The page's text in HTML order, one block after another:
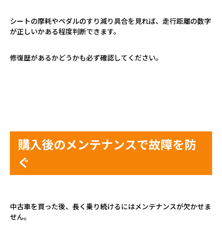
シートの摩耗やペダルのすり減り具合を見れば、走行距離の数字
が正しいかある程度判断できます。
修復歴があるかどうかも必ず確認してください。
購入後のメンテナンスで故障を防
ぐ
中古車を買った後、長く乗り続けるにはメンテナンスが欠かせま
せん。